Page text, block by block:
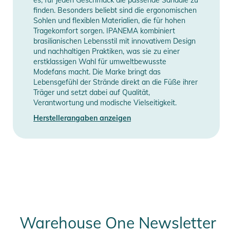
PVC, das strapazierfähig, flexibel und wasserabweisend ist.
So eignet sie sich ideal für den Einsatz am Strand, beim
Spaziergang in der Stadt oder für entspannte Ausflüge in den
Park. Zudem ist das Material pflegeleicht und lässt sich
einfach reinigen.
- Vielseitige Einsatzmöglichkeiten: Die Ipanema URBAN
Sandale ist vielseitig einsetzbar und perfekt für den Sommer.
Egal, ob du durch die Stadt bummelst, zum Strand gehst oder
einen entspannten Nachmittag im Park verbringst – diese
Sandale ist immer der perfekte Begleiter und sorgt für
finden. Besonders beliebt sind die ergonomischen
Sohlen und flexiblen Materialien, die für hohen
Tragekomfort sorgen. IPANEMA kombiniert
brasilianischen Lebensstil mit innovativem Design
und nachhaltigen Praktiken, was sie zu einer
erstklassigen Wahl für umweltbewusste
Modefans macht. Die Marke bringt das
Lebensgefühl der Strände direkt an die Füße ihrer
Träger und setzt dabei auf Qualität,
Verantwortung und modische Vielseitigkeit.
Herstellerangaben anzeigen
Warehouse One Newsletter